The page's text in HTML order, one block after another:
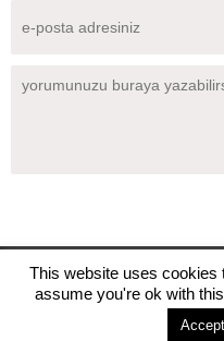
aittir, haberleri kopyalamayınız.
KÜNYE
This website uses cookies
assume you're ok with
Accept